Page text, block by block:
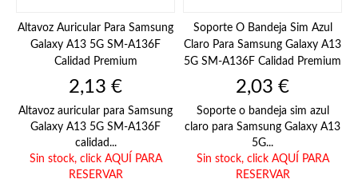
Altavoz Auricular Para Samsung
Galaxy A13 5G SM-A136F
Calidad Premium
Precio
2,13 €
Altavoz auricular para Samsung
Galaxy A13 5G SM-A136F
calidad...
Sin stock, click AQUÍ PARA
RESERVAR
Soporte O Bandeja Sim Azul
Claro Para Samsung Galaxy A13
5G SM-A136F Calidad Premium
Precio
2,03 €
Soporte o bandeja sim azul
claro para Samsung Galaxy A13
5G...
Sin stock, click AQUÍ PARA
RESERVAR